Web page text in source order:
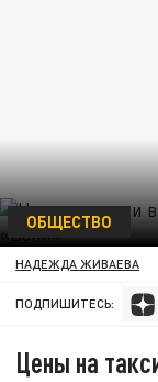
ОБЩЕСТВО
НАДЕЖДА ЖИВАЕВА
ПОДПИШИТЕСЬ:
Цены на